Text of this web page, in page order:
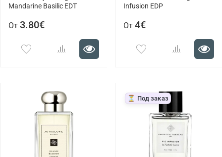
Mandarine Basilic EDT
От 3.80€
Infusion EDP
От 4€
⏳ Под заказ